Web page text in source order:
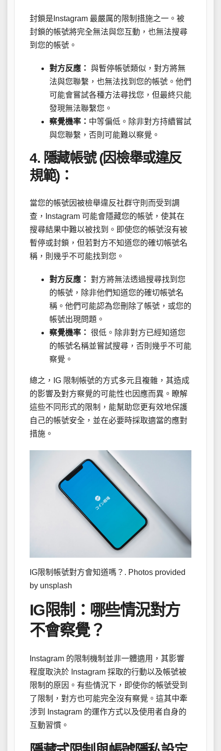
封鎖是Instagram 最嚴厲的限制措施之一。被
封鎖的帳號將完全無法與您互動，也無法搜尋
到您的帳號。
對方反應： 與暫停帳號類似，對方將無
法與您聯繫，也無法找到您的帳號。他們
可能會嘗試各種方法尋找您，但最終只能
發現無法聯繫您。
察覺機率： 中等偏低。除非對方持續嘗試
與您聯繫，否則可能難以察覺。
4. 隱藏帳號 (因檢舉或違反
規範)：
當您的帳號因被檢舉違反社群守則而受到調
查，Instagram 可能會隱藏您的帳號，使其在
搜尋結果中難以被找到。即使您的帳號沒有被
暫停或封鎖，但若對方不知道您的確切帳號名
稱，則幾乎不可能找到您。
對方反應： 對方將無法透過搜尋找到您
的帳號，除非他們知道您的確切帳號名
稱。他們可能認為您刪除了帳號，或您的
帳號出現問題。
察覺機率： 很低。除非對方已經知道您
的帳號名稱並嘗試搜尋，否則幾乎不可能
察覺。
總之，IG 限制帳號的方式多元且複雜，其造成
的影響及對方察覺的可能性也因應而異。瞭解
這些不同形式的限制，能幫助您更有效地保護
自己的帳號安全，並在必要時採取適當的應對
措施。
IG限制帳號對方會知道嗎？. Photos provided
by unsplash
IG限制：哪些情況對方
不會察覺？
Instagram 的限制機制並非一體適用，其影響
程度取決於 Instagram 採取的行動以及帳號被
限制的原因。有些情況下，即使你的帳號受到
了限制，對方也可能完全沒有察覺。這其中牽
涉到 Instagram 的運作方式以及使用者自身的
互動習慣。